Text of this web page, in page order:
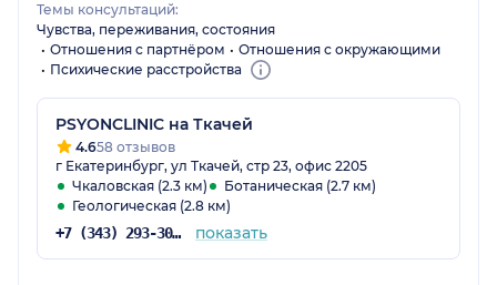
Темы консультаций:
Чувства, переживания, состояния
Отношения с партнёром
Отношения с окружающими
Психические расстройства
PSYONCLINIC на Ткачей
4.658 отзывов
г Екатеринбург, ул Ткачей, стр 23, офис 2205
Чкаловская (2.3 км)
Ботаническая (2.7 км)
Геологическая (2.8 км)
+7 (343) 293-30-75 показать